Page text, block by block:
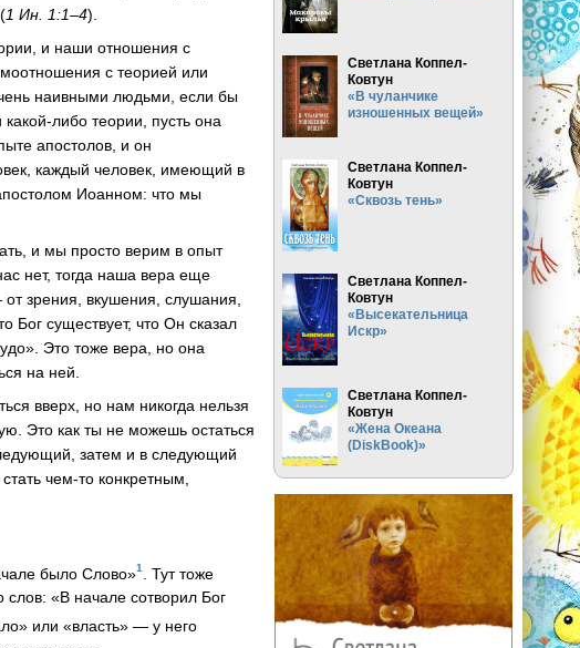
1 Ин. 1:1–4).
и наши отношения с
с теорией или
наивными людьми, если бы
либо теории, пусть она
апостолов, и он
каждый человек, имеющий в
Иоанном: что мы
и мы просто верим в опыт
нет, тогда наша вера еще
зрения, вкушения, слушания,
существует, что Он сказал
Это тоже вера, но она
на ней.
вверх, но нам никогда нельзя
Это как ты не можешь остаться
затем и в следующий
чем-то конкретным,
было Слово»1
. Тут тоже
«В начале сотворил Бог
или «власть» — у него
Светлана Коппел-
Ковтун
«В чуланчике
изношенных вещей»
Светлана Коппел-
Ковтун
«Сквозь тень»
Светлана Коппел-
Ковтун
«Высекательница
Искр»
Светлана Коппел-
Ковтун
«Жена Океана
(DiskBook)»